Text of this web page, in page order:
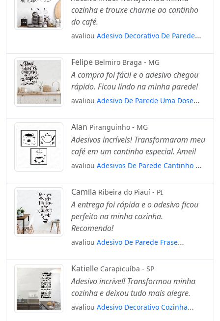
cozinha e trouxe charme ao cantinho
do café.
avaliou Adesivo Decorativo De Parede
Mod:6686
Felipe Belmiro Braga - MG
A compra foi fácil e o adesivo chegou
rápido. Ficou lindo na minha parede!
avaliou Adesivo De Parede Uma Dose
Mod:2069
Alan Piranguinho - MG
Adesivos incríveis! Transformaram meu
café em um cantinho especial. Amei!
avaliou Adesivos De Parede Cantinho Do
Mod:6136
Camila Ribeira do Piauí - PI
A entrega foi rápida e o adesivo ficou
perfeito na minha cozinha.
Recomendo!
avaliou Adesivo De Parede Frase
Mod:1979
Katielle Carapicuíba - SP
Adesivo incrível! Transformou minha
cozinha e deixou tudo mais alegre.
avaliou Adesivo Decorativo Cozinha